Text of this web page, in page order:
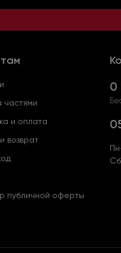
частями
и оплата
возврат
публичной оферты
0